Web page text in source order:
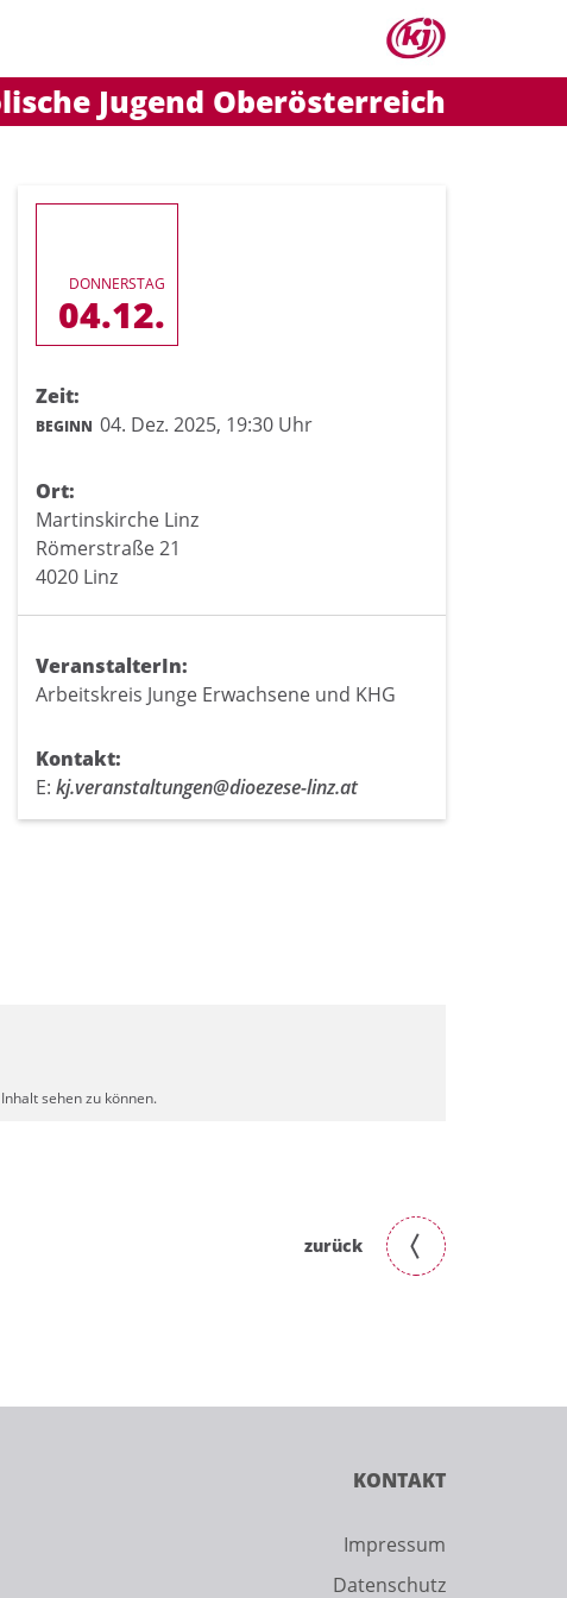
Jugend Oberösterreich
DONNERSTAG
04.12.
Zeit:
BEGINN 04. Dez. 2025, 19:30 Uhr
Ort:
Martinskirche Linz
Römerstraße 21
4020 Linz
VeranstalterIn:
Arbeitskreis Junge Erwachsene und KHG
Kontakt:
E: kj.veranstaltungen@dioezese-linz.at
sehen zu können.
zurück
KONTAKT
Impressum
Datenschutz